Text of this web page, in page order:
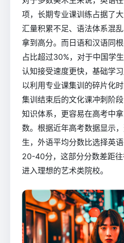
项，长期专业课训练占据了
汇量积累不足、语法体系混
拿到高分。而日语和汉语同
占比超过30%，对于中国学
认知接受速度更快，基础学
以利用专业课集训的碎片化
集训结束后的文化课冲刺阶
知识体系，更容易在高考中
数。根据近年高考数据显示
生，外语平均分数比选择英
20-40分，这部分分数差距
进入理想的艺术类院校。